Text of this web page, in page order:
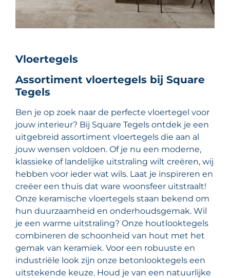
Vloertegels
Assortiment vloertegels bij Square
Tegels
Ben je op zoek naar de perfecte vloertegel voor
jouw interieur? Bij Square Tegels ontdek je een
uitgebreid assortiment vloertegels die aan al
jouw wensen voldoen. Of je nu een moderne,
klassieke of landelijke uitstraling wilt creëren, wij
hebben voor ieder wat wils. Laat je inspireren en
creëer een thuis dat ware woonsfeer uitstraalt!
Onze keramische vloertegels staan bekend om
hun duurzaamheid en onderhoudsgemak. Wil
je een warme uitstraling? Onze houtlooktegels
combineren de schoonheid van hout met het
gemak van keramiek. Voor een robuuste en
industriële look zijn onze betonlooktegels een
uitstekende keuze. Houd je van een natuurlijke